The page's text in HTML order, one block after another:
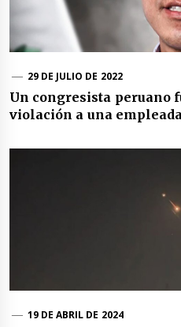
29 DE JULIO DE 2022
Un congresista peruano
violación a una
19 DE ABRIL DE 2024